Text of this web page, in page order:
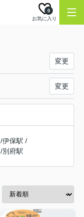
お気に入り
0
変更
変更
/伊保駅 /
/別府駅